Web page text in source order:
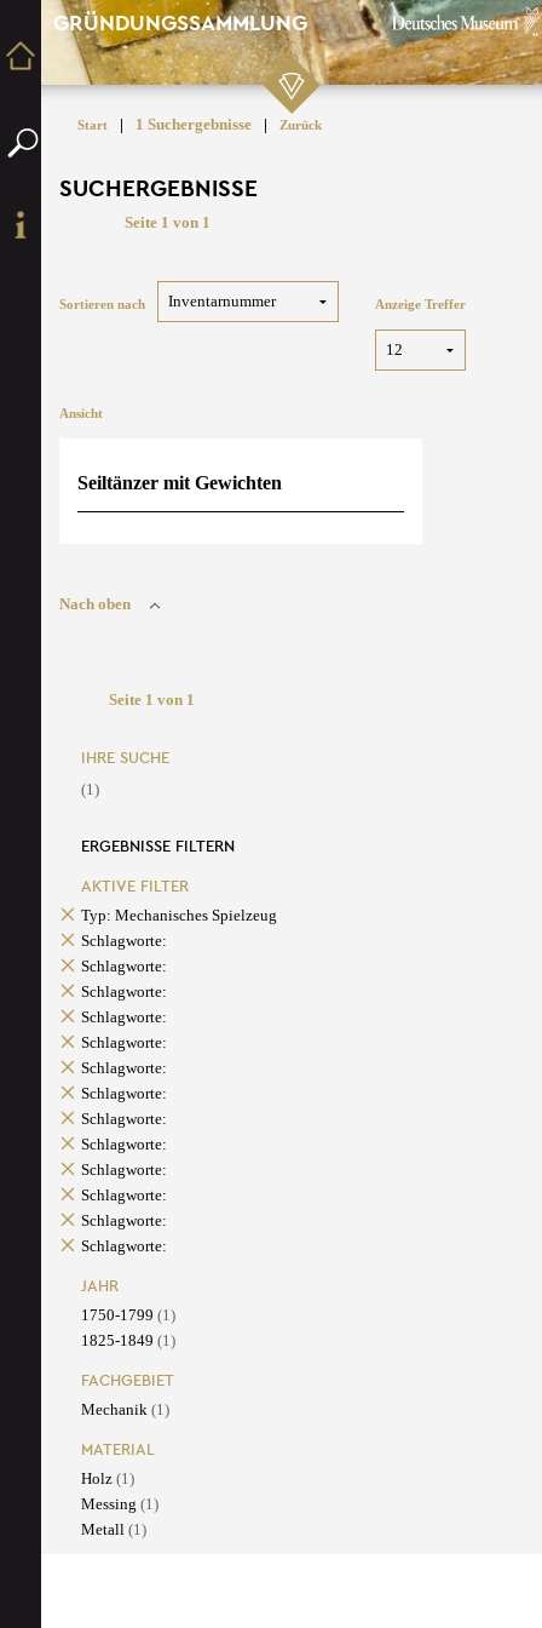
GRÜNDUNGSSAMMLUNG
Start | 1 Suchergebnisse | Zurück
SUCHERGEBNISSE
Seite 1 von 1
Sortieren nach Anzeige Treffer
Ansicht
Seiltänzer mit Gewichten
Nach oben
Seite 1 von 1
IHRE SUCHE
(1)
ERGEBNISSE FILTERN
AKTIVE FILTER
Typ: Mechanisches Spielzeug
Schlagworte:
Schlagworte:
Schlagworte:
Schlagworte:
Schlagworte:
Schlagworte:
Schlagworte:
Schlagworte:
Schlagworte:
Schlagworte:
Schlagworte:
Schlagworte:
Schlagworte:
JAHR
1750-1799 (1)
1825-1849 (1)
FACHGEBIET
Mechanik (1)
MATERIAL
Holz (1)
Messing (1)
Metall (1)